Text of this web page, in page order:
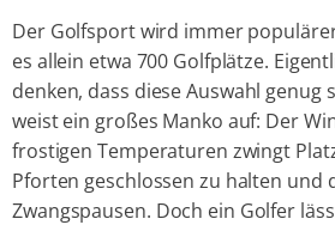
Der Golfsport wird immer
es allein etwa 700 Golfplätze.
denken, dass diese Auswahl genug
weist ein großes Manko auf: Der
frostigen Temperaturen zwingt
Pforten geschlossen zu halten und
Zwangspausen. Doch ein Golfer